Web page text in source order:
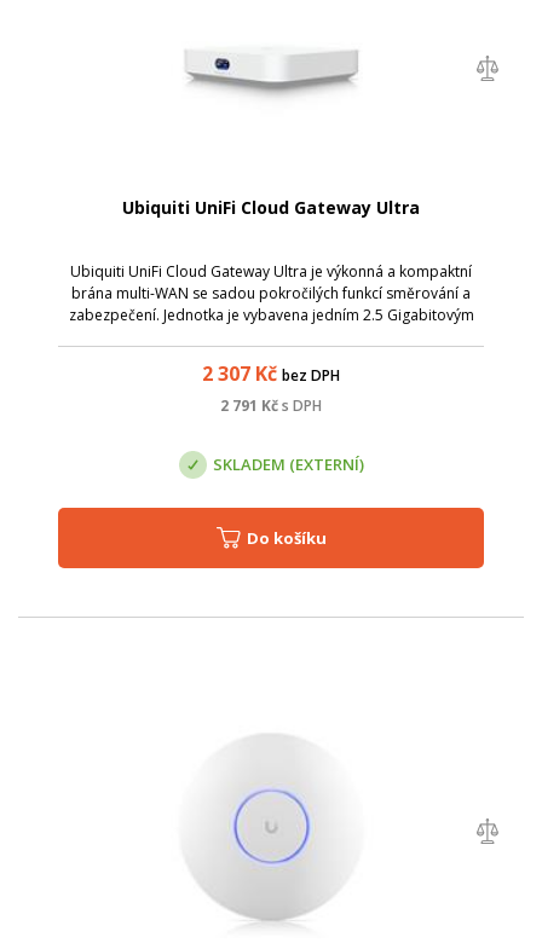
Ubiquiti UniFi Cloud Gateway Ultra
Ubiquiti UniFi Cloud Gateway Ultra je výkonná a kompaktní
brána multi-WAN se sadou pokročilých funkcí směrování a
zabezpečení. Jednotka je vybavena jedním 2.5 Gigabitovým
2 307 Kč bez DPH
2 791 Kčs DPH
SKLADEM (EXTERNÍ)
Do košíku